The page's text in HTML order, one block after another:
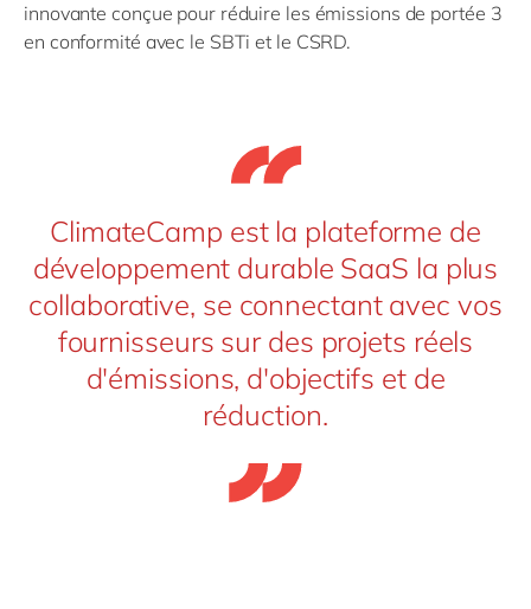
innovante conçue pour réduire les émissions de portée 3
en conformité avec le SBTi et le CSRD.
ClimateCamp est la plateforme de
développement durable SaaS la plus
collaborative, se connectant avec vos
fournisseurs sur des projets réels
d'émissions, d'objectifs et de
réduction.